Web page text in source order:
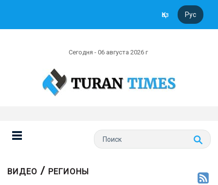
Қаз Рус
Сегодня - 06 августа 2026 г
ВИДЕО / РЕГИОНЫ